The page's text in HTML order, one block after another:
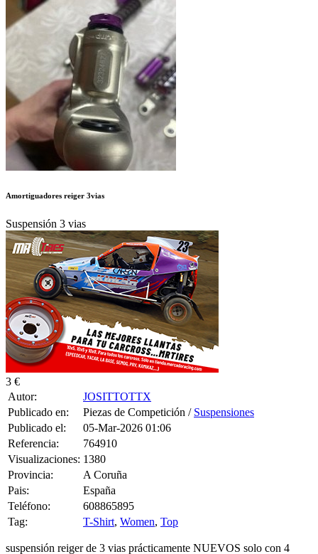
3 €
Autor:
Publicado en:
Piezas de Competición /
Publicado el:
05-Mar-2026 01:06
Referencia:
764910
Visualizaciones:
1380
Provincia:
A Coruña
Pais:
España
Teléfono:
608865895
Tag:
T-Shirt,Women
suspensión reiger de 3 vias prácticamente NUEVOS solo con 4
carreras del regional gallego montados en un speedcar wonder